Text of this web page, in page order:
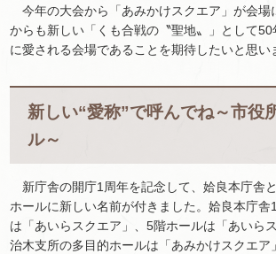
今年の大会から「あみかけスクエア」が会場
からも新しい「くも合戦の〝聖地〟」として
に愛される会場であることを期待したいと思い
新しい“愛称”で呼んでね～市役
ル～
新庁舎の開庁1周年を記念して、姶良本庁舎
ホールに新しい名前が付きました。姶良本庁舎
は「あいらスクエア」、5階ホールは「あいら
治木支所の多目的ホールは「あみかけスクエア